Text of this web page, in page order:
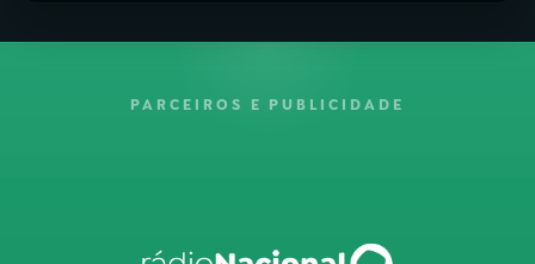
PARCEIROS E PUBLICIDADE